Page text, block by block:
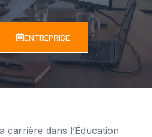
ENTREPRISE
carrière dans l’Éducation